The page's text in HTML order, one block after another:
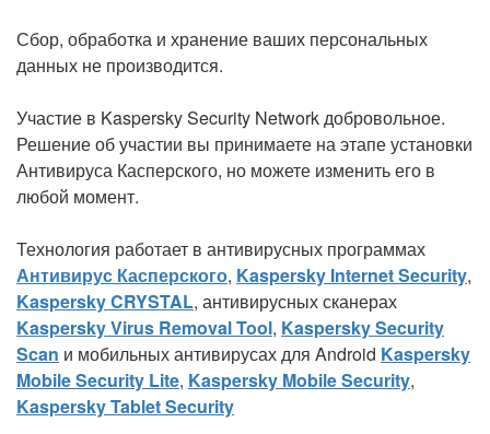
Сбор, обработка и хранение ваших персональных
данных не производится.
Участие в Kaspersky Security Network добровольное.
Решение об участии вы принимаете на этапе установки
Антивируса Касперского, но можете изменить его в
любой момент.
Технология работает в антивирусных программах
Антивирус Касперского, Kaspersky Internet Security,
Kaspersky CRYSTAL, антивирусных сканерах
Kaspersky Virus Removal Tool, Kaspersky Security
Scan и мобильных антивирусах для Android Kaspersky
Mobile Security Lite, Kaspersky Mobile Security,
Kaspersky Tablet Security